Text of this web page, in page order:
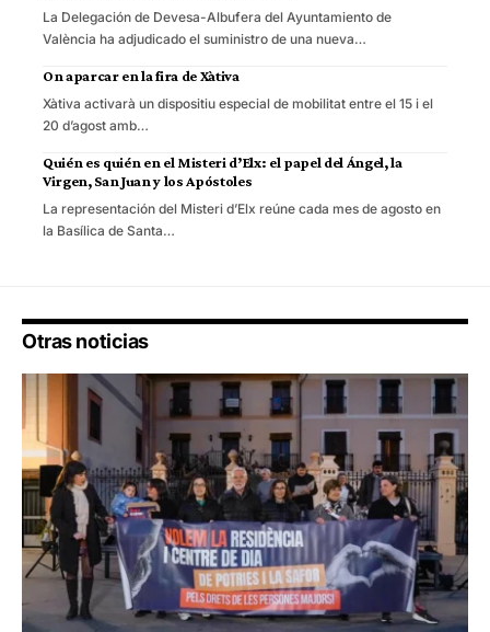
La Delegación de Devesa-Albufera del Ayuntamiento de
València ha adjudicado el suministro de una nueva…
On aparcar en la fira de Xàtiva
Xàtiva activarà un dispositiu especial de mobilitat entre el 15 i el
20 d’agost amb…
Quién es quién en el Misteri d’Elx: el papel del Ángel, la
Virgen, San Juan y los Apóstoles
La representación del Misteri d’Elx reúne cada mes de agosto en
la Basílica de Santa…
Otras noticias